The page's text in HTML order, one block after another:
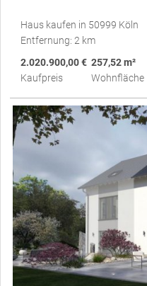
Haus kaufen in 50999 Köln
Entfernung: 2 km
2.020.900,00 €
Kaufpreis
257,52 m²
Wohnfläche